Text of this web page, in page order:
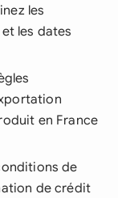
les
les dates
en France
de
de crédit